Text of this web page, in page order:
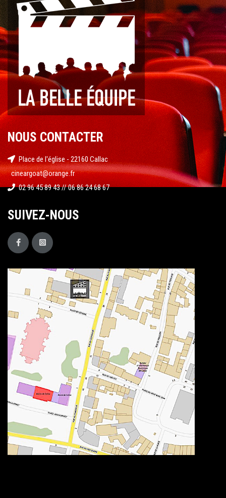
NOUS CONTACTER
Place de l'église - 22160 Callac
cineargoat@orange.fr
02 96 45 89 43 // 06 86 24 68 67
SUIVEZ-NOUS